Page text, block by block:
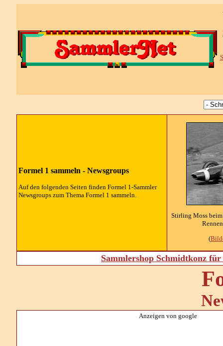
Formel 1 sammeln - Newsgroups
Auf den folgenden Seiten finden Formel 1-Sammler
Newsgroupszum Thema Formel 1 sammeln.
Stirling Moss beim
(
Sammlershop Schmidtkonz
Anzeigen von google